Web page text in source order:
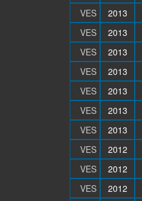
VES
2013
VES
2013
VES
2013
VES
2013
VES
2013
VES
2013
VES
2013
VES
2012
VES
2012
VES
2012